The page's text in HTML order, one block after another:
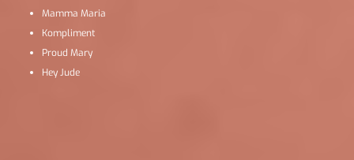
Mamma Maria
Kompliment
Proud Mary
Hey Jude